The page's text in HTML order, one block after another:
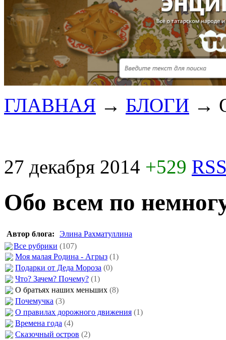
ГЛАВНАЯ → БЛОГИ →
27 декабря 2014 +529
Обо всем по
Автор блога:
Элина Рахматуллина
Все рубрики (107)
Моя малая Родина - Агрыз (1)
Подарки от Деда Мороза (0)
Что? Зачем? Почему? (1)
О братьях наших меньших (8)
Почемучка (3)
О правилах дорожного движения (1)
Времена года (4)
Сказочный остров (2)